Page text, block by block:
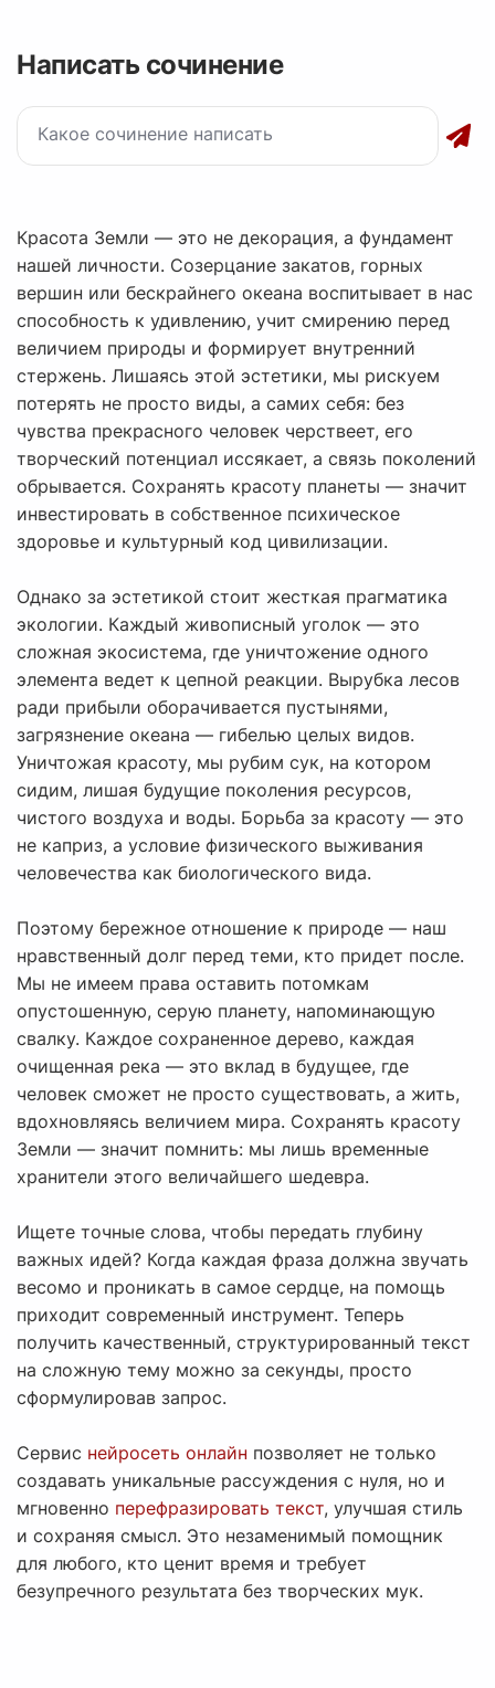
Написать сочинение
Красота Земли — это не декорация, а фундамент
нашей личности. Созерцание закатов, горных
вершин или бескрайнего океана воспитывает в нас
способность к удивлению, учит смирению перед
величием природы и формирует внутренний
стержень. Лишаясь этой эстетики, мы рискуем
потерять не просто виды, а самих себя: без
чувства прекрасного человек черствеет, его
творческий потенциал иссякает, а связь поколений
обрывается. Сохранять красоту планеты — значит
инвестировать в собственное психическое
здоровье и культурный код цивилизации.
Однако за эстетикой стоит жесткая прагматика
экологии. Каждый живописный уголок — это
сложная экосистема, где уничтожение одного
элемента ведет к цепной реакции. Вырубка лесов
ради прибыли оборачивается пустынями,
загрязнение океана — гибелью целых видов.
Уничтожая красоту, мы рубим сук, на котором
сидим, лишая будущие поколения ресурсов,
чистого воздуха и воды. Борьба за красоту — это
не каприз, а условие физического выживания
человечества как биологического вида.
Поэтому бережное отношение к природе — наш
нравственный долг перед теми, кто придет после.
Мы не имеем права оставить потомкам
опустошенную, серую планету, напоминающую
свалку. Каждое сохраненное дерево, каждая
очищенная река — это вклад в будущее, где
человек сможет не просто существовать, а жить,
вдохновляясь величием мира. Сохранять красоту
Земли — значит помнить: мы лишь временные
хранители этого величайшего шедевра.
Ищете точные слова, чтобы передать глубину
важных идей? Когда каждая фраза должна звучать
весомо и проникать в самое сердце, на помощь
приходит современный инструмент. Теперь
получить качественный, структурированный текст
на сложную тему можно за секунды, просто
сформулировав запрос.
Сервис нейросеть онлайн позволяет не только
создавать уникальные рассуждения с нуля, но и
мгновенно перефразировать текст, улучшая стиль
и сохраняя смысл. Это незаменимый помощник
для любого, кто ценит время и требует
безупречного результата без творческих мук.